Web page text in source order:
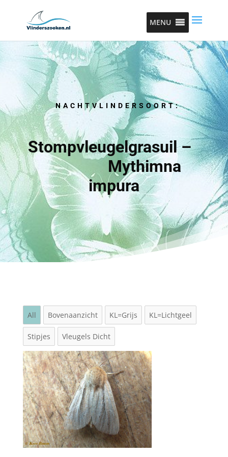
MENU
NACHTVLINDERSOORT:
Stompvleugelgrasuil –
Mythimna
impura
All Bovenaanzicht KL=Grijs KL=Lichtgeel
Stipjes Vleugels Dicht